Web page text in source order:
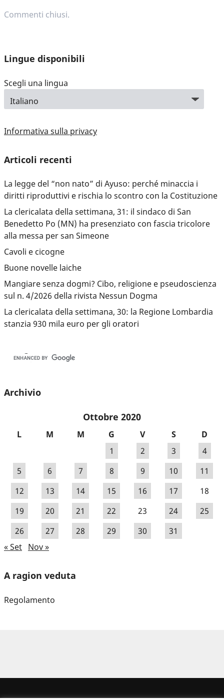
Commenti chiusi.
Lingue disponibili
Scegli una lingua
Informativa sulla privacy
Articoli recenti
La legge del “non nato” di Ayuso: perché minaccia i
diritti riproduttivi e rischia lo scontro con la Costituzione
La clericalata della settimana, 31: il sindaco di San
Benedetto Po (MN) ha presenziato con fascia tricolore
alla messa per san Simeone
Cavoli e cicogne
Buone novelle laiche
Mangiare senza dogmi? Cibo, religione e pseudoscienza
sul n. 4/2026 della rivista Nessun Dogma
La clericalata della settimana, 30: la Regione Lombardia
stanzia 930 mila euro per gli oratori
Archivio
Ottobre 2020
L M M G V S
D
1
2 3
4
5
6 7 8 9 10
11
12
13 14 15 16 17
18
19
20 21 22 23 24
25
26
27 28 29 30
31
« Set Nov »
A ragion veduta
Regolamento